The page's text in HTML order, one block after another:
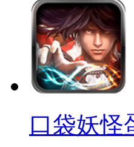
口袋妖怪